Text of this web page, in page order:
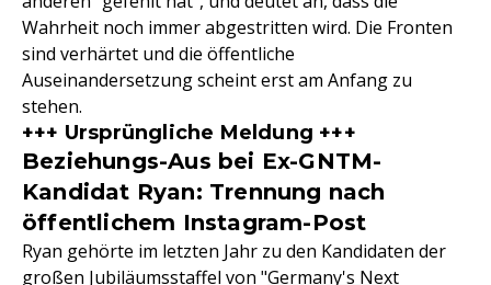
Wahrheit noch immer abgestritten wird. Die Fronten
sind verhärtet und die öffentliche
Auseinandersetzung scheint erst am Anfang zu
stehen.
+++ Ursprüngliche Meldung +++
Beziehungs-Aus bei Ex-GNTM-
Kandidat Ryan: Trennung nach
öffentlichem Instagram-Post
Ryan gehörte im letzten Jahr zu den Kandidaten der
großen Jubiläumsstaffel von "Germany's Next